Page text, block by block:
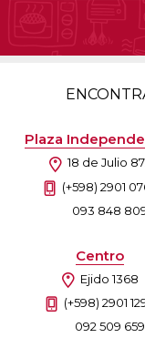
Plaza
18 de Julio
(+598) 2901
093 848
Centro
Ejido 1368
(+598) 2901
092 509 659